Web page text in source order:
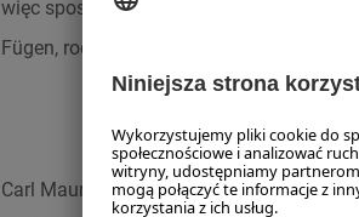
więc sposobem kolęda trafiła do
Fügen, rodzinnej miejscowości
Carl Mauracher (1789 – 1844)